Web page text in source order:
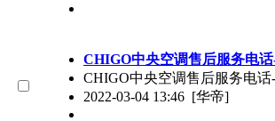
CHIGO中央空调售后服务电
CHIGO中央空调售后服务电
2022-03-04 13:46 [华帝]